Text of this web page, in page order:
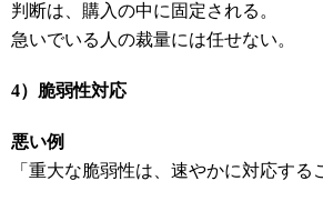
判断は、購入の中に固定される。
急いでいる人の裁量には任せない。
4）脆弱性対応
悪い例
「重大な脆弱性は、速やかに対応する